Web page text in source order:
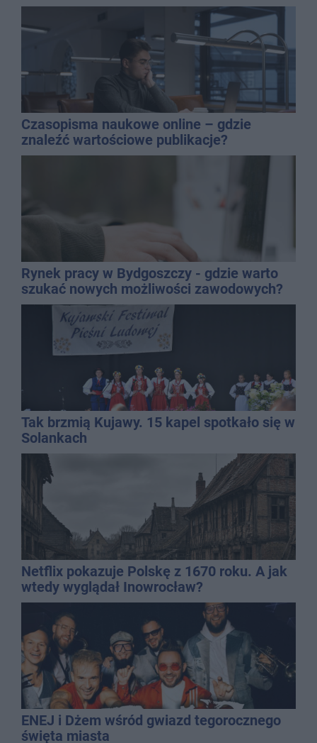
Czasopisma naukowe online – gdzie
znaleźć wartościowe publikacje?
Rynek pracy w Bydgoszczy - gdzie warto
szukać nowych możliwości zawodowych?
Tak brzmią Kujawy. 15 kapel spotkało się w
Solankach
Netflix pokazuje Polskę z 1670 roku. A jak
wtedy wyglądał Inowrocław?
ENEJ i Dżem wśród gwiazd tegorocznego
święta miasta